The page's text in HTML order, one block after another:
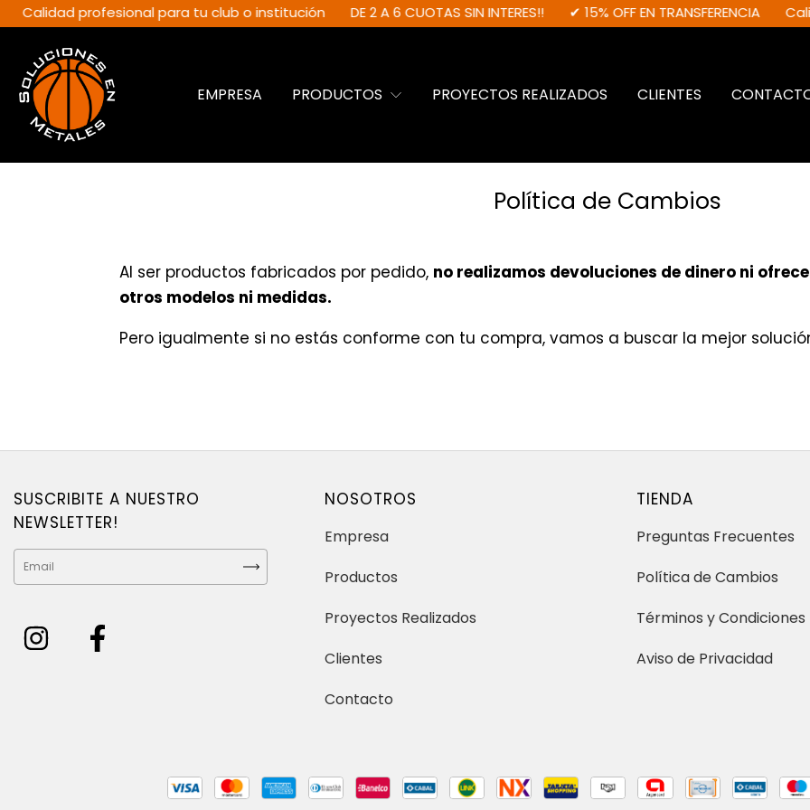
Calidad profesional para tu club o institución DE 2 A 6 CUOTAS SIN INTERES!! ✔ 15% OFF EN TRANSFERENCIA
EMPRESA PRODUCTOS PROYECTOS REALIZADOS CLIENTES
Política de Cambios
Al ser productos fabricados por pedido, no realizamos devoluciones de dinero ni
otros modelos ni medidas.
Pero igualmente si no estás conforme con tu compra, vamos a buscar la mejor
SUSCRIBITE A NUESTRO
NEWSLETTER!
NOSOTROS
Empresa
Productos
Proyectos Realizados
Clientes
Contacto
TIENDA
Preguntas Frecuentes
Política de Cambios
Términos y Condiciones
Aviso de Privacidad